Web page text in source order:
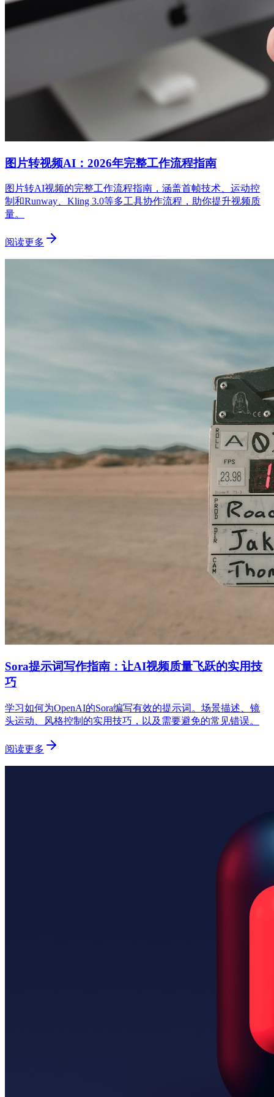
图片转视频AI：2026年完整工作流程指南
图片转AI视频的完整工作流程指南，涵盖首帧技术、运动控
制和Runway、Kling 3.0等多工具协作流程，助你提升视频质
量。
阅读更多
Sora提示词写作指南：让AI视频质量飞跃的实用技
巧
学习如何为OpenAI的Sora编写有效的提示词。场景描述、镜
头运动、风格控制的实用技巧，以及需要避免的常见错误。
阅读更多